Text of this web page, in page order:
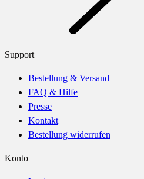
Support
Bestellung & Versand
FAQ & Hilfe
Presse
Kontakt
Bestellung widerrufen
Konto